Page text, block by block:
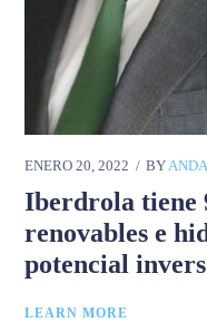
ENERO 20, 2022 BY
Iberdrola tiene
renovables e
potencial
LEARN MORE